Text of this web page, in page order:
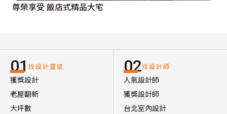
尊榮享受 飯店式精品大宅
01 找設計靈感
獲獎設計
老屋翻新
大坪數
02找設計師
人氣設計師
獲獎設計師
台北室內設計